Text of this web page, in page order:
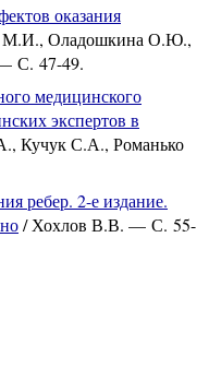
оказания
М.И., Оладошкина О.Ю.,
С. 47-49.
медицинского
экспертов в
Кучук С.А., Романько
ребер. 2-е издание.
/ Хохлов В.В. — С. 55-